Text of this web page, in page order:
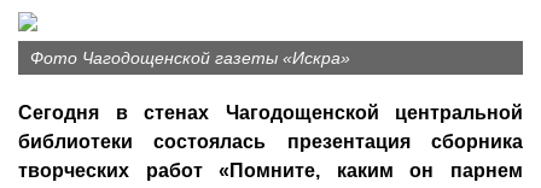
Фото Чагодощенской газеты «Искра»
Сегодня в стенах Чагодощенской центральной
библиотеки состоялась презентация сборника
творческих работ «Помните, каким он парнем